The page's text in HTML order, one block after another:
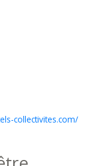
collectivites.com/